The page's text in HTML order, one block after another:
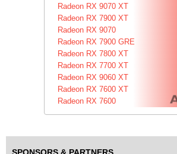
Radeon RX 9070 XT
Radeon RX 7900 XT
Radeon RX 9070
Radeon RX 7900 GRE
Radeon RX 7800 XT
Radeon RX 7700 XT
Radeon RX 9060 XT
Radeon RX 7600 XT
Radeon RX 7600